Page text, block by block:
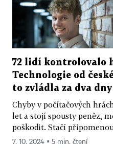
72 lidí kontrolovalo
Technologie od
to zvládla za dva dny
Chyby v počítačových
let a stojí spousty peněz,
poškodit. Stačí
7. 10. 2024 ▪ 5 min. čtení